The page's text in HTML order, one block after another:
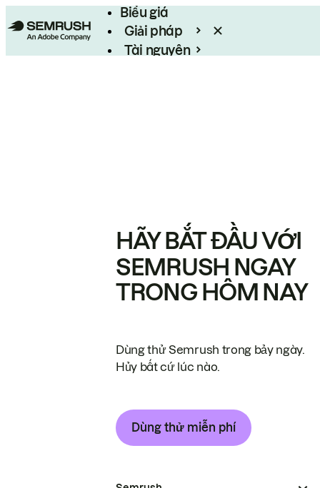
Biểu giá
Giải pháp
Tài nguyên
HÃY BẮT ĐẦU VỚI
SEMRUSH NGAY
TRONG HÔM NAY
Dùng thử Semrush trong bảy ngày.
Hủy bất cứ lúc nào.
Dùng thử miễn phí